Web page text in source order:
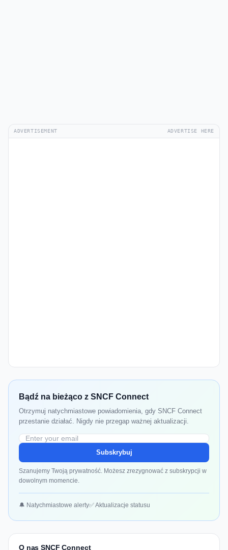
ADVERTISEMENT ADVERTISE HERE
Bądź na bieżąco z SNCF Connect
Otrzymuj natychmiastowe powiadomienia, gdy SNCF Connect
przestanie działać. Nigdy nie przegap ważnej aktualizacji.
Subskrybuj
Szanujemy Twoją prywatność. Możesz zrezygnować z subskrypcji w
dowolnym momencie.
🔔 Natychmiastowe alerty✅ Aktualizacje statusu
O nas SNCF Connect